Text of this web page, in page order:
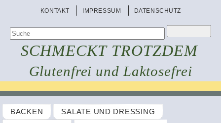
KONTAKT IMPRESSUM DATENSCHUTZ
SCHMECKT TROTZDEM
Glutenfrei und Laktosefrei
BACKEN
SALATE UND DRESSING